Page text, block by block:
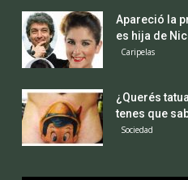
Apareció la
es hija de
Caripelas
¿Querés
tenes que
Sociedad